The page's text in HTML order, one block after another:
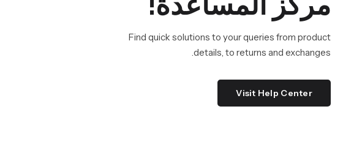
Find quick solutions to your queries from product
details, to returns and exchanges.
Visit Help Center